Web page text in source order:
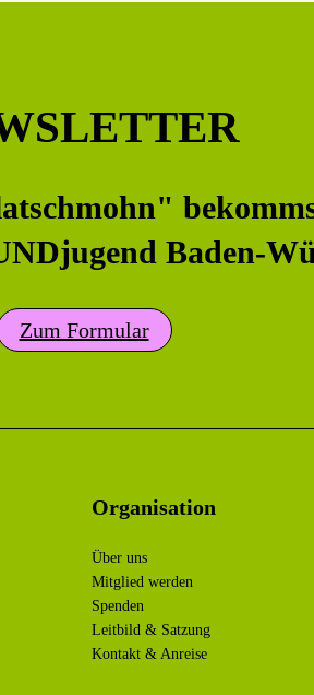
Baden-
Zum Formular
Organisation
Über uns
Mitglied werden
Spenden
Leitbild & Satzung
Kontakt & Anreise